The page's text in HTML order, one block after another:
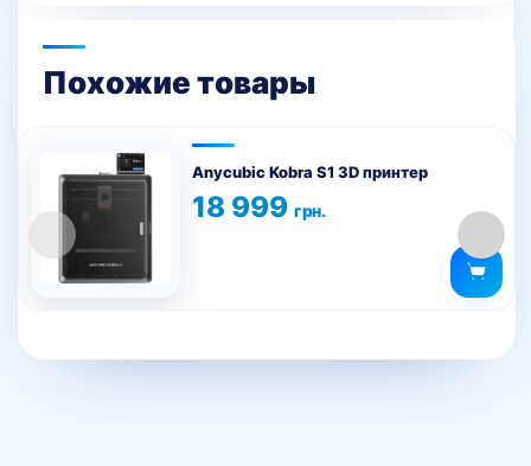
Похожие товары
Anycubic Kobra S1 3D принтер
18 999 грн.